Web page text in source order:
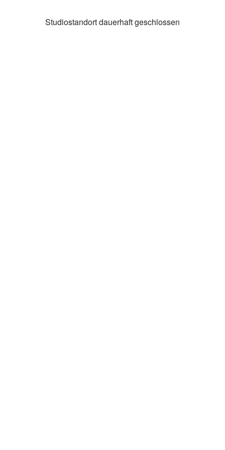
Studiostandort dauerhaft geschlossen